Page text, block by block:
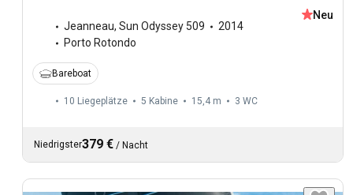
Jeanneau, Sun Odyssey 509
2014
Porto Rotondo
Neu
Bareboat
10 Liegeplätze 5 Kabine 15,4 m 3 WC
Niedrigster379 € / Nacht